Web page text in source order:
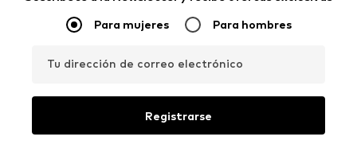
Para mujeres Para hombres
Tu dirección de correo electrónico
Registrarse